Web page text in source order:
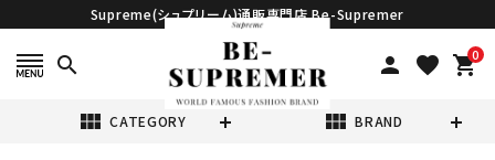
Supreme(シュプリーム)通販専門店 Be-Supremer
search person favorite 0
shopping_cart
view_module CATEGORY view_module BRAND